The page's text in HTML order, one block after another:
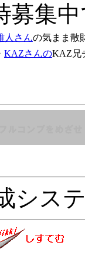
募集
人さんの気まま散
KAZさんのKAZ兄
シス